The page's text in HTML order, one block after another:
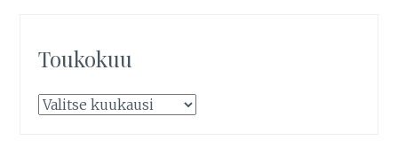
Toukokuu